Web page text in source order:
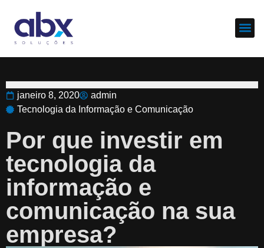
janeiro 8, 2020
admin
Tecnologia da Informação e Comunicação
Por que investir em
tecnologia da
informação e
comunicação na sua
empresa?